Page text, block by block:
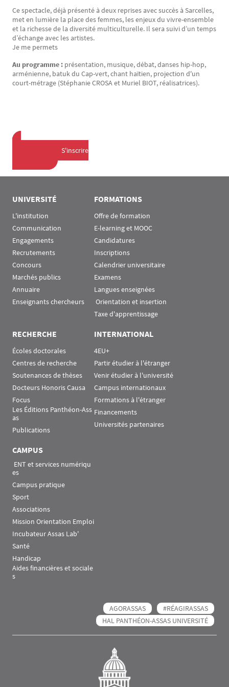
Ce spectacle, déjà présenté à deux reprises avec succès à Sarcelles,
met en lumière la place des femmes, les enjeux du vivre-ensemble
et la richesse de la diversité multiculturelle. Il sera suivi d’un temps
d’échange avec les artistes.
Je me permets
Au programme : présentation, musique, débat, danses hip-hop,
arménienne, batuk du Cap-vert, chant haïtien, projection d'un
court-métrage (Stéphanie CROSA et Muriel BIOT, réalisatrices).
UNIVERSITÉ
L'institution
Communication
Engagements
Recrutements
Concours
Marchés publics
Annuaire
Enseignants chercheurs
FORMATIONS
Offre de formation
E-learning et MOOC
Candidatures
Inscriptions
Calendrier universitaire
Examens
Langues enseignées
Orientation et insertion
Taxe d'apprentissage
RECHERCHE
Écoles doctorales
Centres de recherche
Soutenances de thèses
Docteurs Honoris Causa
Focus
Les Éditions Panthéon-Ass
as
Publications
INTERNATIONAL
4EU+
Partir étudier à l'étranger
Venir étudier à l'université
Campus internationaux
Formations à l'étranger
Financements
Universités partenaires
CAMPUS
es
Campus pratique
Sport
Associations
Mission Orientation Emploi
Incubateur Assas Lab'
Santé
Handicap
Aides financières et sociale
s
AGORASSAS
#RÉAGIRASSAS
HAL PANTHÉON-ASSAS UNIVERSITÉ